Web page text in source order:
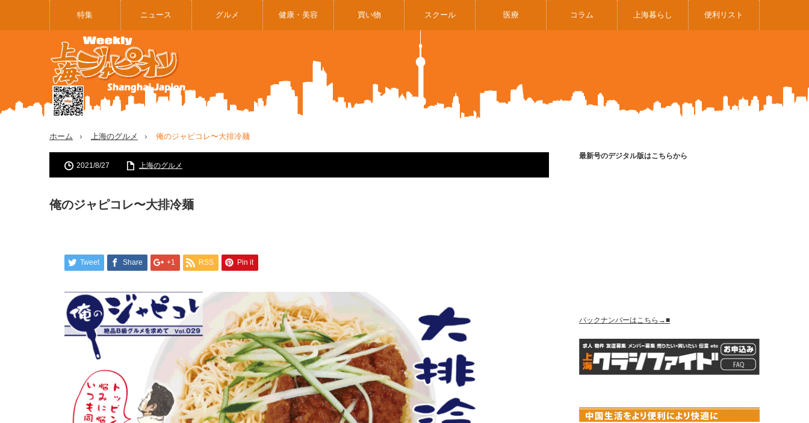
特集 ニュース グルメ 健康・美容 買い物 スクール 医療 コラム 上海暮らし 便利リスト
ホーム 上海のグルメ 俺のジャピコレ〜大排冷麺
2021/8/27 上海のグルメ
俺のジャピコレ〜大排冷麺
Tweet Share +1 RSS Pin it
最新号のデジタル版はこちらから
バックナンバーはこちら→■